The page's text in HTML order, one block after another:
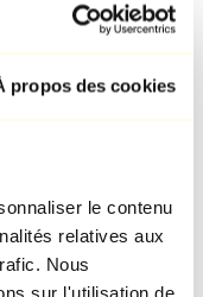
propos des cookies
le contenu
relatives aux
Nous
sur l'utilisation de